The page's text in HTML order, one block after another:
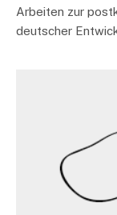
Arbeiten zur
deutscher